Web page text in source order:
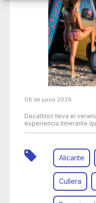
08 de junio 2026
Decathlon lleva el
experiencia itinerante
Alicante
Cullera